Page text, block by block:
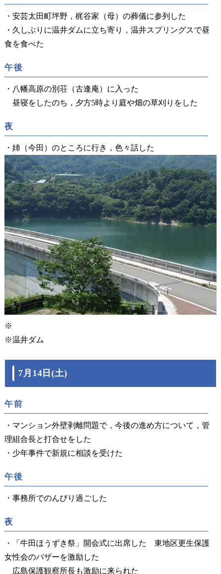
・安芸太田町坪野，梶谷家（母）の葬儀に参列した
・久しぶりに温井ダムに立ち寄り，温井スプリングスで昼
食を食べた
午後
・八幡高原の別荘（古逢庵）に入った
昼寝をしたのち，夕方5時より庭や畑の草刈りをした
夜
・姉（今田）のところに行き，色々話した
※
※温井ダム
7月14日(土)
午前
・マンション外壁剥離問題で，今後の進め方について，管
理組合長と打合せをした
・少年事件で新規に相談を受けた
午後
・事務所でのんびり過ごした
夜
・「牛田ほうずき祭」開会式に出席した 東地区更生保護
女性会のバザーを激励した
広島保護観察所長も激励に来られた